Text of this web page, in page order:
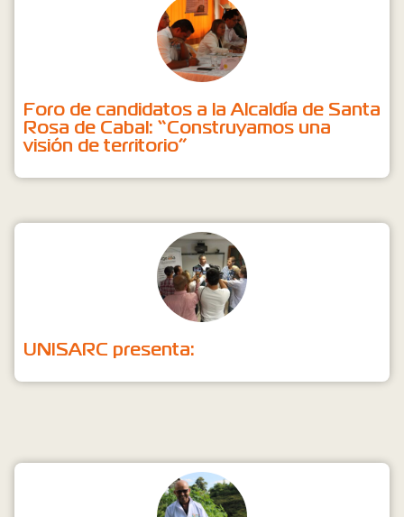
Foro de candidatos a la Alcaldía de Santa
Rosa de Cabal: “Construyamos una
visión de territorio”
UNISARC presenta: